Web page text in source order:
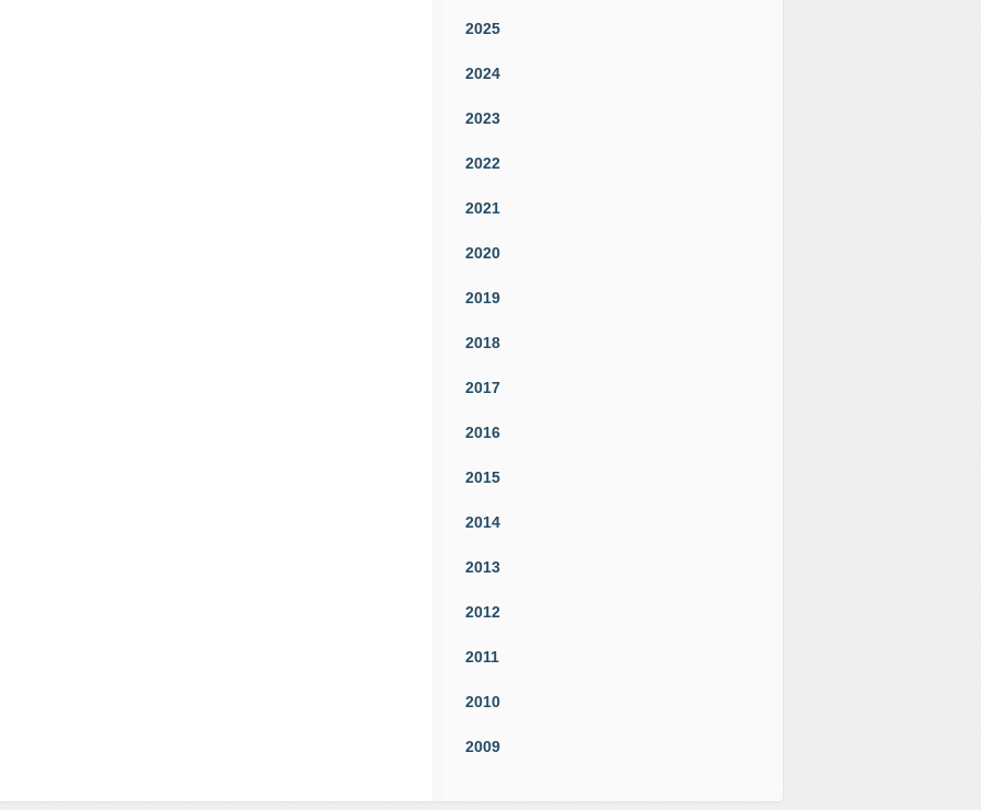
2025
2024
2023
2022
2021
2020
2019
2018
2017
2016
2015
2014
2013
2012
2011
2010
2009